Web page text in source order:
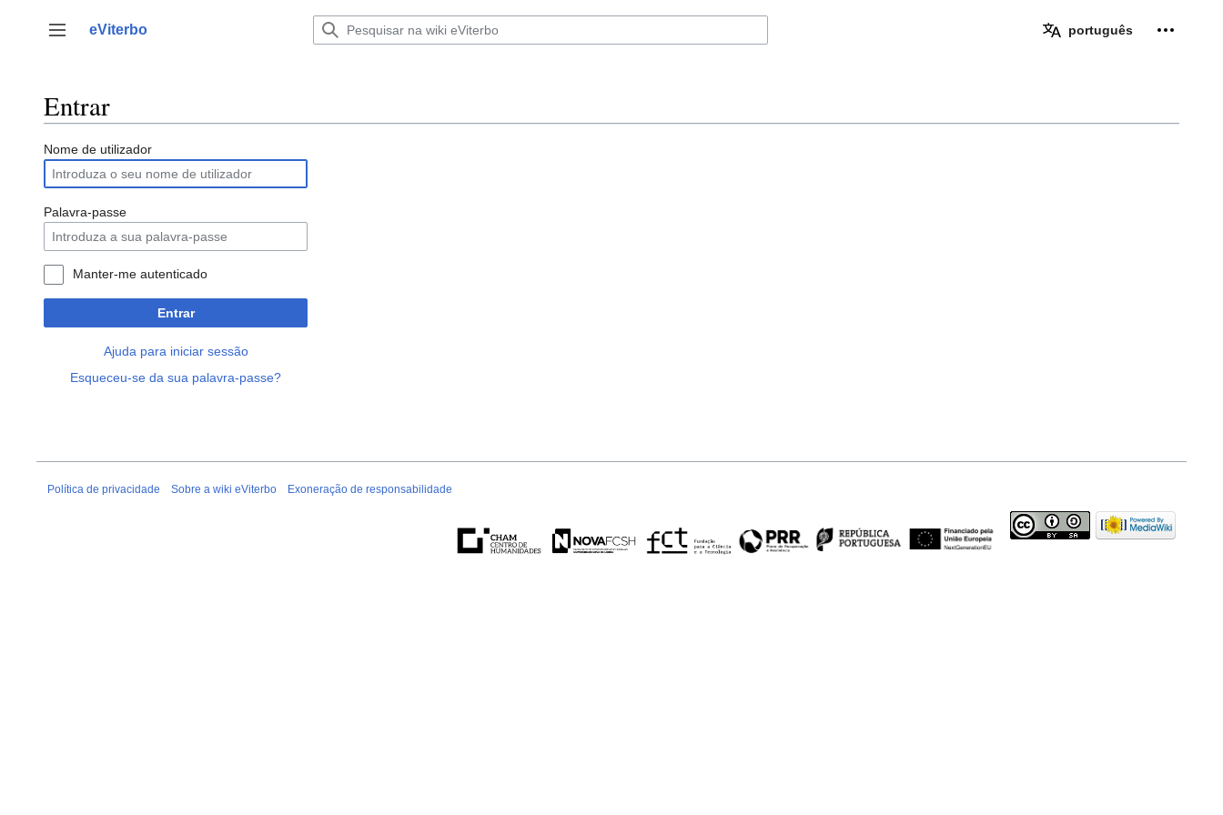
para
Alternar barra lateral
eViterbo português
Entrar
Nome de utilizador
Palavra-passe
Manter-me autenticado
Entrar
Ajuda para iniciar sessão
Esqueceu-se da sua palavra-passe?
Política de privacidade Sobre a wiki eViterbo Exoneração de responsabilidade